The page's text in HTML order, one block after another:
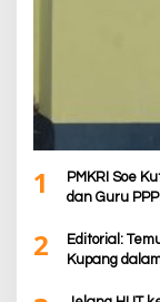
1
PMKRI Soe
dan Guru
2
Editorial:
Kupang